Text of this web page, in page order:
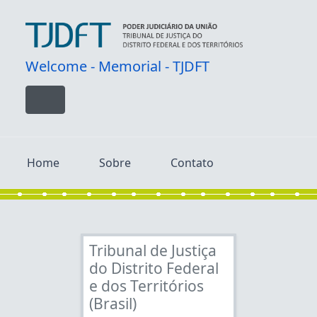
Welcome - Memorial - TJDFT
Toggle navigation
Home Sobre Contato
Tribunal de Justiça
do Distrito Federal
e dos Territórios
(Brasil)
[Fonds] TJDFT - Fundo TJDFT